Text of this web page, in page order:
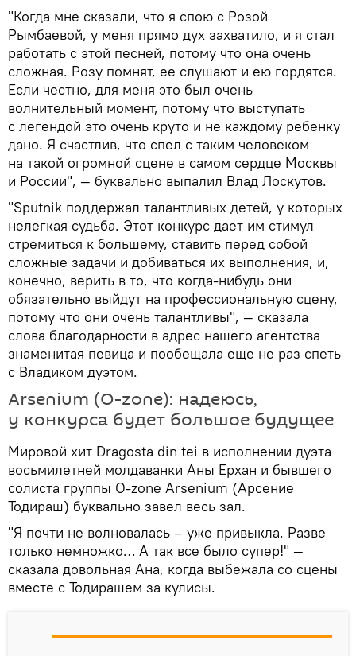
"Когда мне сказали, что я спою с Розой
Рымбаевой, у меня прямо дух захватило, и я стал
работать с этой песней, потому что она очень
сложная. Розу помнят, ее слушают и ею гордятся.
Если честно, для меня это был очень
волнительный момент, потому что выступать
с легендой это очень круто и не каждому ребенку
дано. Я счастлив, что спел с таким человеком
на такой огромной сцене в самом сердце Москвы
и России", — буквально выпалил Влад Лоскутов.
"Sputnik поддержал талантливых детей, у которых
нелегкая судьба. Этот конкурс дает им стимул
стремиться к большему, ставить перед собой
сложные задачи и добиваться их выполнения, и,
конечно, верить в то, что когда-нибудь они
обязательно выйдут на профессиональную сцену,
потому что они очень талантливы", — сказала
слова благодарности в адрес нашего агентства
знаменитая певица и пообещала еще не раз спеть
с Владиком дуэтом.
Arsenium (O-zone): надеюсь,
у конкурса будет большое будущее
Мировой хит Dragosta din tei в исполнении дуэта
восьмилетней молдаванки Аны Ерхан и бывшего
солиста группы O-zone Arsenium (Арсение
Тодираш) буквально завел весь зал.
"Я почти не волновалась – уже привыкла. Разве
только немножко… А так все было супер!" —
сказала довольная Ана, когда выбежала со сцены
вместе с Тодирашем за кулисы.